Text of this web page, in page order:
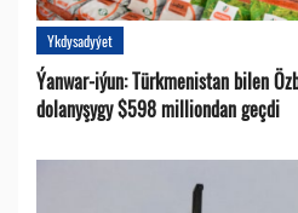
Ykdysadyýet
Ýanwar-iýun: Türkmenistan bilen
dolanyşygy $598 milliondan geçdi